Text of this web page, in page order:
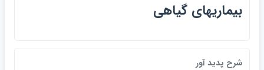
بيماريهاي گياهي
شرح پديد آور